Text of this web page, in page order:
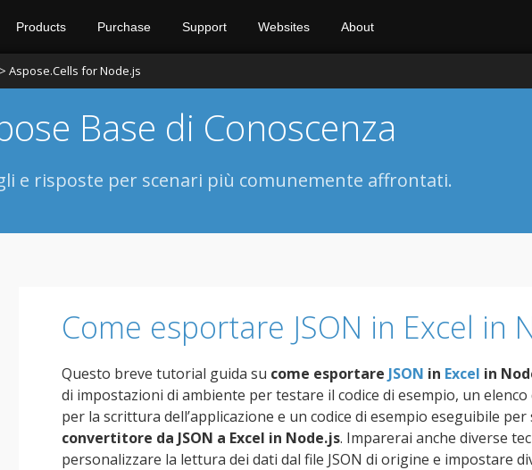
Products Purchase Support Websites About
> Aspose.Cells for Node.js
Base di Conoscenza
e risposte per scenari più comunemente affrontati.
Come esportare JSON in Excel in
Questo breve tutorial guida su come esportare JSON in Excel in
di impostazioni di ambiente per testare il codice di esempio, un elenco
per la scrittura dell’applicazione e un codice di esempio eseguibile
convertitore da JSON a Excel in Node.js. Imparerai anche diverse
personalizzare la lettura dei dati dal file JSON di origine e impostare